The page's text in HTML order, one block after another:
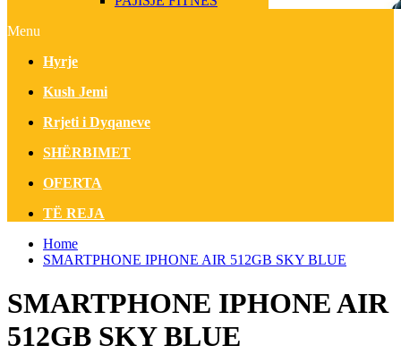
Menu
Hyrje
Kush Jemi
Rrjeti i Dyqaneve
SHËRBIMET
OFERTA
TË REJA
Home
SMARTPHONE IPHONE AIR 512GB SKY BLUE
SMARTPHONE IPHONE AIR
512GB SKY BLUE